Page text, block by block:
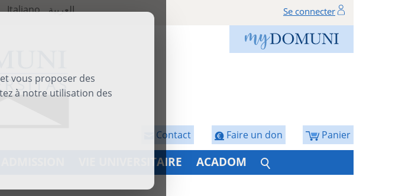
vous proposer des
à notre utilisation des
Italiano العربية Se connecter
Panier
Faire un don
Contact
VIE UNIVERSITAIRE ACADOM